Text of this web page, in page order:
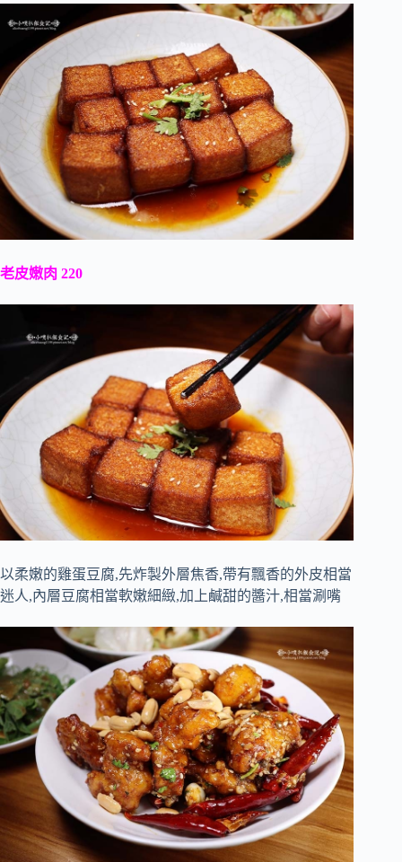
老皮嫩肉 220
以柔嫩的雞蛋豆腐,先炸製外層焦香,帶有飄香的外皮相當
迷人,內層豆腐相當軟嫩細緻,加上鹹甜的醬汁,相當涮嘴